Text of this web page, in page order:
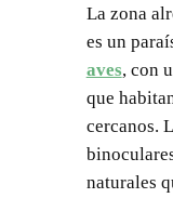
La zona
es un
aves, con
que
cercanos.
naturales